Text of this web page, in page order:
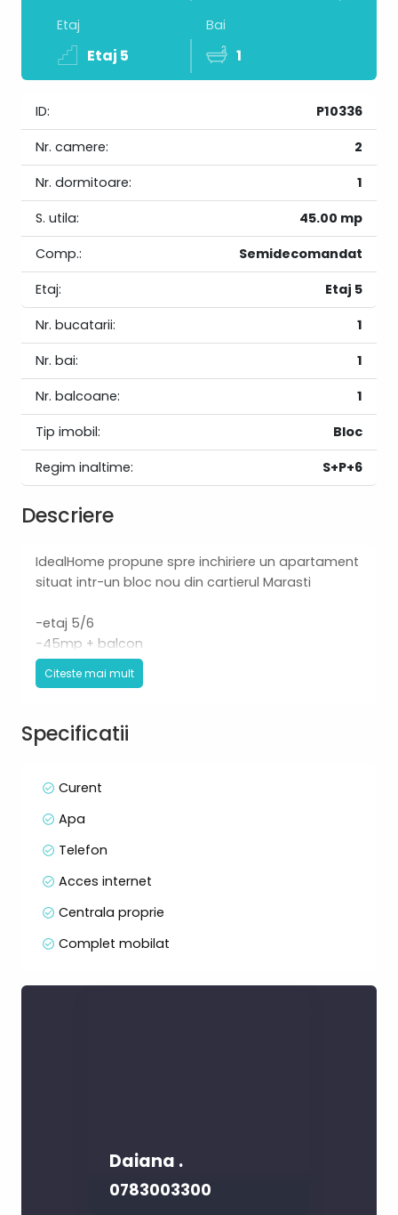
Etaj
Etaj 5
Bai
1
ID:
P10336
Nr. camere:
2
Nr. dormitoare:
1
S. utila:
45.00 mp
Comp.:
Semidecomandat
Etaj:
Etaj 5
Nr. bucatarii:
1
Nr. bai:
1
Nr. balcoane:
1
Tip imobil:
Bloc
Regim inaltime:
S+P+6
Descriere
IdealHome propune spre inchiriere un apartament
situat intr-un bloc nou din cartierul Marasti
-etaj 5/6
-45mp + balcon
-compus din: living open-space cu bucatarie,
dormitor, baie si balcon
plita, hota etc.
-centrala termica
Disponibil 1 Septembrie
Citeste mai mult
Specificatii
Curent
Apa
Telefon
Acces internet
Centrala proprie
Complet mobilat
Daiana .
0783003300